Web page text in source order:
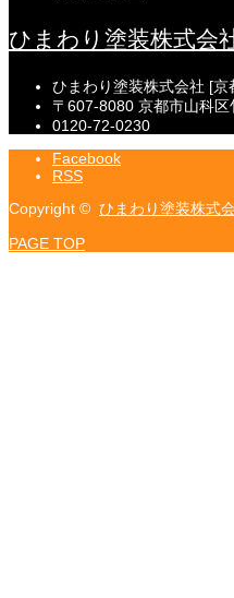
ひまわり塗装株式会
ひまわり塗装株式会社 [京
〒607-8080 京都市山科
0120-72-0230
Facebook
RSS
Copyright © ひまわり塗装株式
PAGE TOP